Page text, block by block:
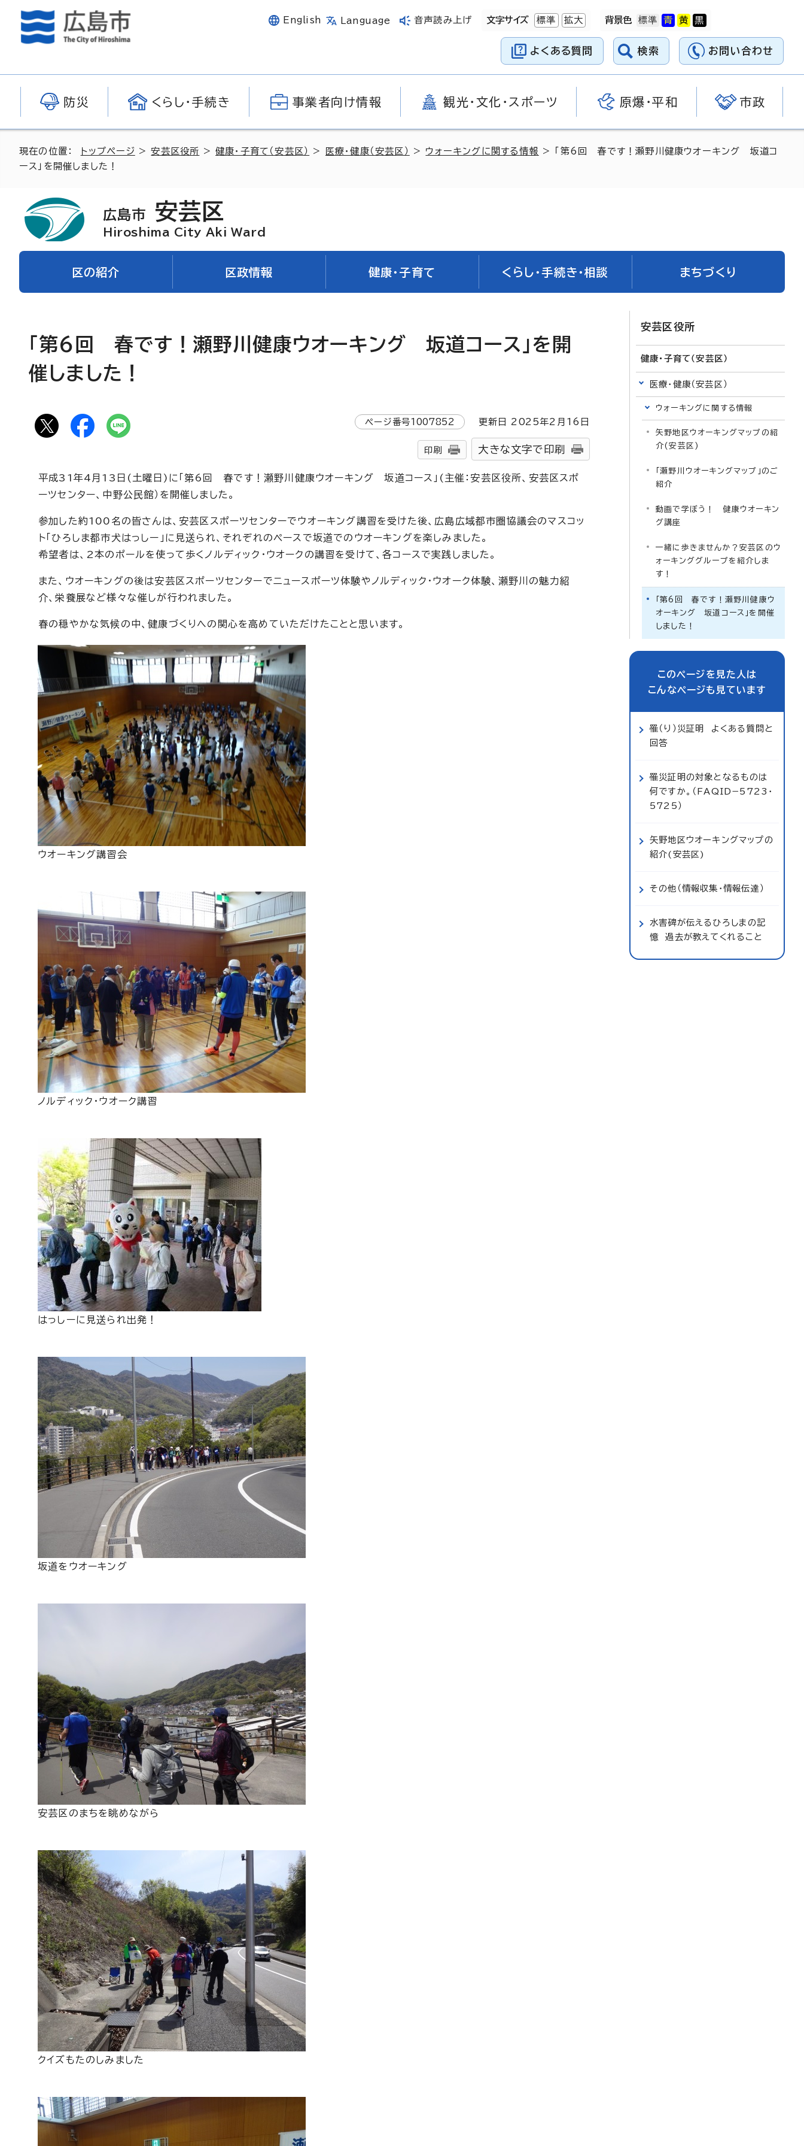
English Language 音声読み上げ 文字サイズ 標準 拡大 背景色
よくある質問 検索 お問い合わせ
防災 くらし・手続き 事業者向け情報 観光・文化・スポーツ 原爆・平和 市政
現在の位置： トップページ >安芸区役所 >健康・子育て（安芸区） > 医療・健康（安芸区） > ウォーキングに関する情報 > 「第6回 春です！瀬野川健康ウオーキング 坂道コ
ース」を開催しました！
広島市 安芸区
Hiroshima City Aki Ward
区の紹介 区政情報 健康・子育て くらし・手続き・相談 まちづくり
「第6回 春です！瀬野川健康ウオーキング 坂道コース」を開
催しました！
ページ番号1007852 更新日 2025年2月 16 日
印刷 大きな文字で印刷
平成31年4月13日(土曜日)に「第6回 春です！瀬野川健康ウオーキング 坂道コース」(主催：安芸区役所、安芸区スポ
ーツセンター、中野公民館）を開催しました。
参加した約100名の皆さんは、安芸区スポーツセンターでウオーキング講習を受けた後、広島広域都市圏協議会のマスコッ
ト「ひろしま都市犬はっしー」に見送られ、それぞれのペースで坂道でのウオーキングを楽しみました。
希望者は、2本のポールを使って歩くノルディック・ウオークの講習を受けて、各コースで実践しました。
また、ウオーキングの後は安芸区スポーツセンターでニュースポーツ体験やノルディック・ウオーク体験、瀬野川の魅力紹
介、栄養展など様々な催しが行われました。
春の穏やかな気候の中、健康づくりへの関心を高めていただけたことと思います。
ウオーキング講習会
ノルディック・ウオーク講習
はっしーに見送られ出発！
坂道をウオーキング
安芸区のまちを眺めながら
クイズもたのしみました
安芸区役所
健康・子育て（安芸区）
医療・健康（安芸区）
ウォーキングに関する情報
矢野地区ウオーキングマップの紹
介(安芸区)
「瀬野川ウオーキングマップ」のご
紹介
動画で学ぼう！ 健康ウオーキン
グ講座
一緒に歩きませんか？安芸区のウ
ォーキンググループを紹介しま
す！
「第6回 春です！瀬野川健康ウ
オーキング 坂道コース」を開催
しました！
このページを見た人は
こんなページも見ています
罹（り）災証明 よくある質問と
回答
罹災証明の対象となるものは
何ですか。（FAQID−5723・
5725）
矢野地区ウオーキングマップの
紹介(安芸区)
その他（情報収集・情報伝達）
水害碑が伝えるひろしまの記
憶 過去が教えてくれること